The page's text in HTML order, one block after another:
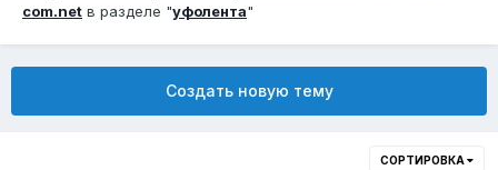
com.net в разделе "уфолента"
Создать новую тему
СОРТИРОВКА